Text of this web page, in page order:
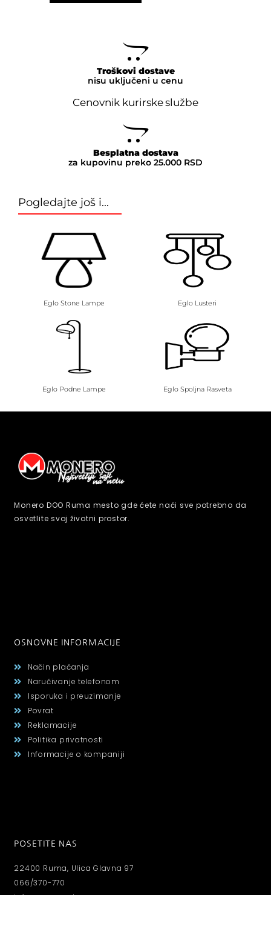
Troškovi dostave
nisu uključeni u cenu
Cenovnik kurirske službe
Besplatna dostava
za kupovinu preko 25.000 RSD
Pogledajte još i...
Eglo Stone Lampe Eglo Lusteri
Eglo Podne Lampe Eglo Spoljna Rasveta
Monero DOO Ruma mesto gde ćete naći sve potrebno da
osvetlite svoj životni prostor.
OSNOVNE INFORMACIJE
Način plaćanja
Naručivanje telefonom
Isporuka i preuzimanje
Povrat
Reklamacije
Politika privatnosti
Informacije o kompaniji
POSETITE NAS
22400 Ruma, Ulica Glavna 97
066/370-770
info@monerodoo.rs